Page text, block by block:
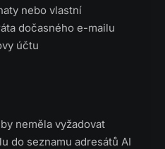
nebo vlastní
dočasného e-mailu
účtu
neměla vyžadovat
do seznamu adresátů AI